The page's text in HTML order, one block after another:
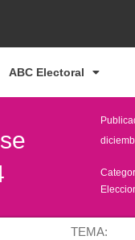
ABC Electoral
TEMA: